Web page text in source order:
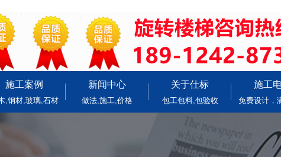
施工案例
,钢材,玻璃,石材
新闻中心
做法,施工,价格
关于仕标
包工包料,包验收
施工
免费设计，